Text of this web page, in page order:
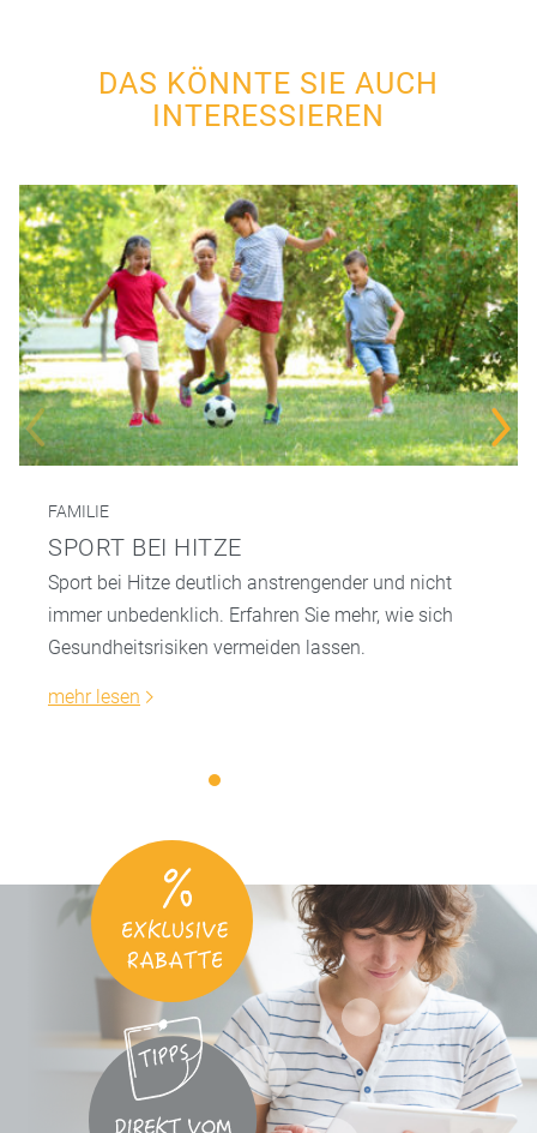
DAS KÖNNTE SIE AUCH
INTERESSIEREN
FAMILIE
SPORT BEI HITZE
Sport bei Hitze deutlich anstrengender und nicht
immer unbedenklich. Erfahren Sie mehr, wie sich
Gesundheitsrisiken vermeiden lassen.
mehr lesen